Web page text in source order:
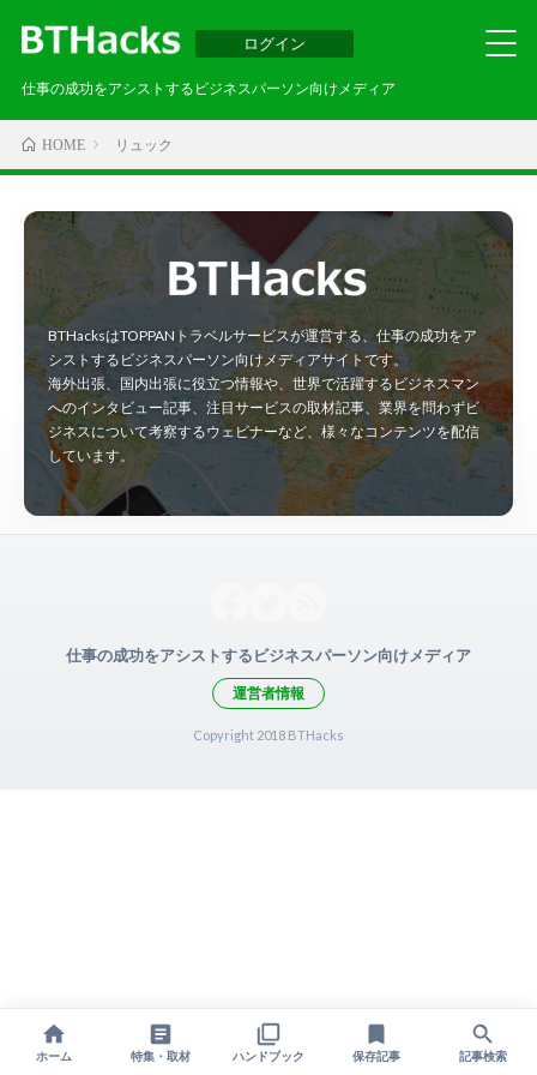
ログイン
仕事の成功をアシストするビジネスパーソン向けメディア
HOME リュック
BTHacksはTOPPANトラベルサービスが運営する、仕事の成功をア
シストするビジネスパーソン向けメディアサイトです。
海外出張、国内出張に役立つ情報や、世界で活躍するビジネスマン
へのインタビュー記事、注目サービスの取材記事、業界を問わずビ
ジネスについて考察するウェビナーなど、様々なコンテンツを配信
しています。
仕事の成功をアシストするビジネスパーソン向けメディア
運営者情報
Copyright 2018 BTHacks
ホーム 特集・取材 ハンドブック 保存記事 記事検索